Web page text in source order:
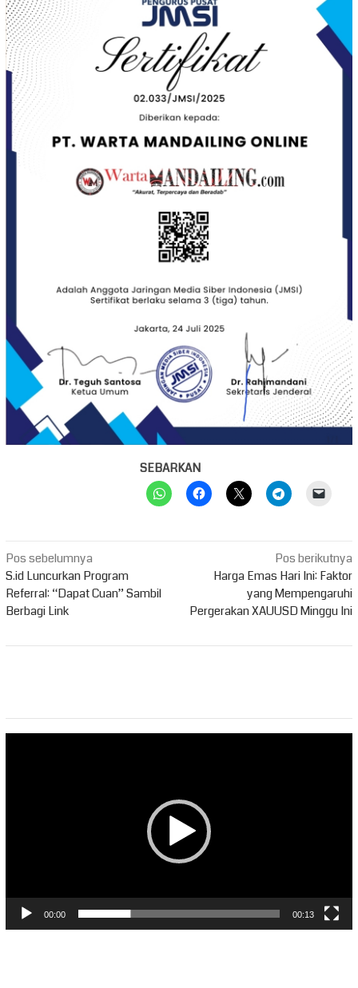
SEBARKAN
Navigasi
pos
Pos sebelumnya
S.id Luncurkan Program
Referral: “Dapat Cuan” Sambil
Berbagi Link
Pos berikutnya
Harga Emas Hari Ini: Faktor
yang Mempengaruhi
Pergerakan XAUUSD Minggu Ini
00:00 00:13